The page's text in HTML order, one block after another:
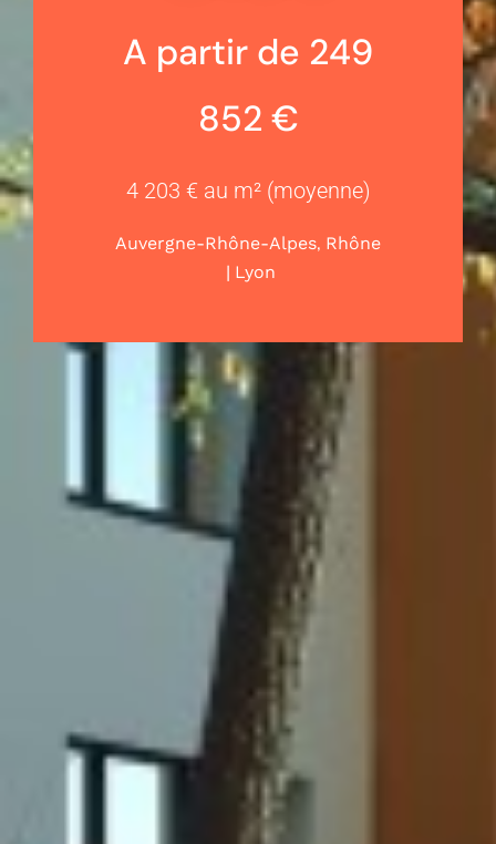
A partir de 249
852 €
4 203 € au m² (moyenne)
Auvergne-Rhône-Alpes, Rhône
| Lyon